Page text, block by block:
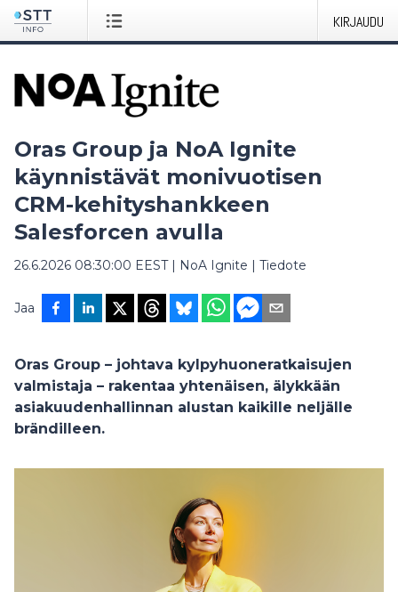
KIRJAUDU
Oras Group ja NoA Ignite
käynnistävät monivuotisen
CRM-kehityshankkeen
Salesforcen avulla
26.6.2026 08:30:00 EEST| NoA Ignite | Tiedote
Jaa
Oras Group – johtava kylpyhuoneratkaisujen
valmistaja – rakentaa yhtenäisen, älykkään
asiakuudenhallinnan alustan kaikille neljälle
brändilleen.